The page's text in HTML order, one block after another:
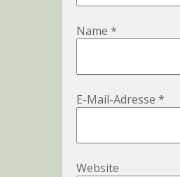
Name *
E-Mail-Adresse *
Website